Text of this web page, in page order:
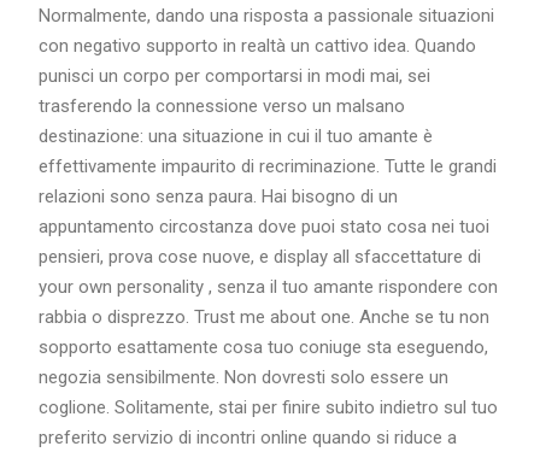
Normalmente, dando una risposta a passionale situazioni
con negativo supporto in realtà un cattivo idea. Quando
punisci un corpo per comportarsi in modi mai, sei
trasferendo la connessione verso un malsano
destinazione: una situazione in cui il tuo amante è
effettivamente impaurito di recriminazione. Tutte le grandi
relazioni sono senza paura. Hai bisogno di un
appuntamento circostanza dove puoi stato cosa nei tuoi
pensieri, prova cose nuove, e display all sfaccettature di
your own personality , senza il tuo amante rispondere con
rabbia o disprezzo. Trust me about one. Anche se tu non
sopporto esattamente cosa tuo coniuge sta eseguendo,
negozia sensibilmente. Non dovresti solo essere un
coglione. Solitamente, stai per finire subito indietro sul tuo
preferito servizio di incontri online quando si riduce a